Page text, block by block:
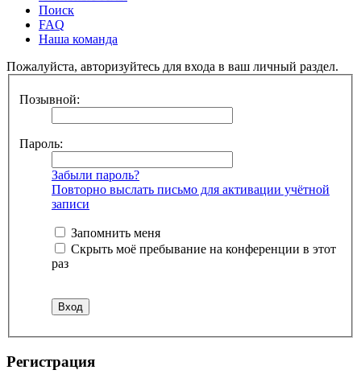
Поиск
FAQ
Наша команда
Пожалуйста, авторизуйтесь для входа в ваш личный раздел.
Позывной:
Пароль:
Забыли пароль?
Повторно выслать письмо для активации учётной
записи
Запомнить меня
Скрыть моё пребывание на конференции в этот
раз
Регистрация